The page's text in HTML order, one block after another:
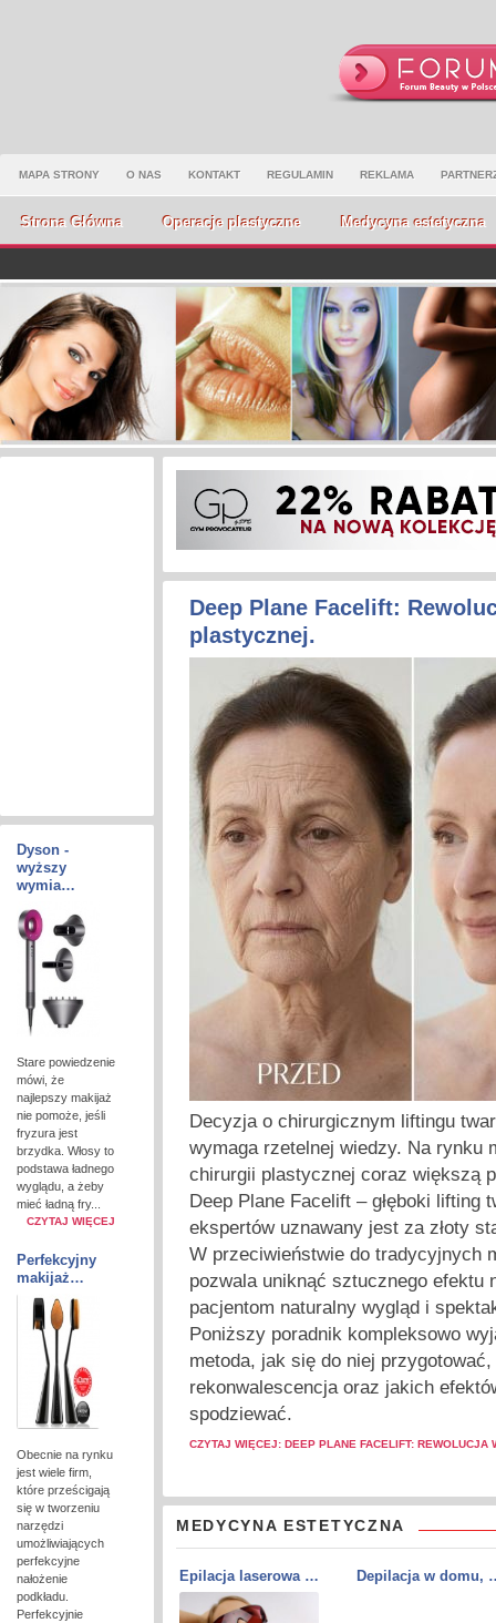
MAPA STRONY O NAS KONTAKT REGULAMIN REKLAMA
Strona Główna Operacje plastyczne Medycyna estetyczna
Dyson -
wyższy
wymia…
Stare powiedzenie
mówi, że
najlepszy makijaż
nie pomoże, jeśli
fryzura jest
brzydka. Włosy to
podstawa ładnego
wyglądu, a żeby
mieć ładną fry...
CZYTAJ WIĘCEJ
Perfekcyjny
makijaż…
Obecnie na rynku
jest wiele firm,
które prześcigają
się w tworzeniu
narzędzi
umożliwiających
perfekcyjne
nałożenie
podkładu.
Perfekcyjnie
Deep Plane Facelift:
plastycznej.
Decyzja o chirurgicznym liftingu
wymaga rzetelnej wiedzy. Na rynku
chirurgii plastycznej coraz większą
Deep Plane Facelift – głęboki lifting
ekspertów uznawany jest za złoty
W przeciwieństwie do tradycyjnych
pozwala uniknąć sztucznego efektu
pacjentom naturalny wygląd i
Poniższy poradnik kompleksowo
metoda, jak się do niej
rekonwalescencja oraz jakich
spodziewać.
CZYTAJ WIĘCEJ: DEEP PLANE FACELIFT: REWOLUCJA
MEDYCYNA ESTETYCZNA
Epilacja laserowa … Depilacja w domu,